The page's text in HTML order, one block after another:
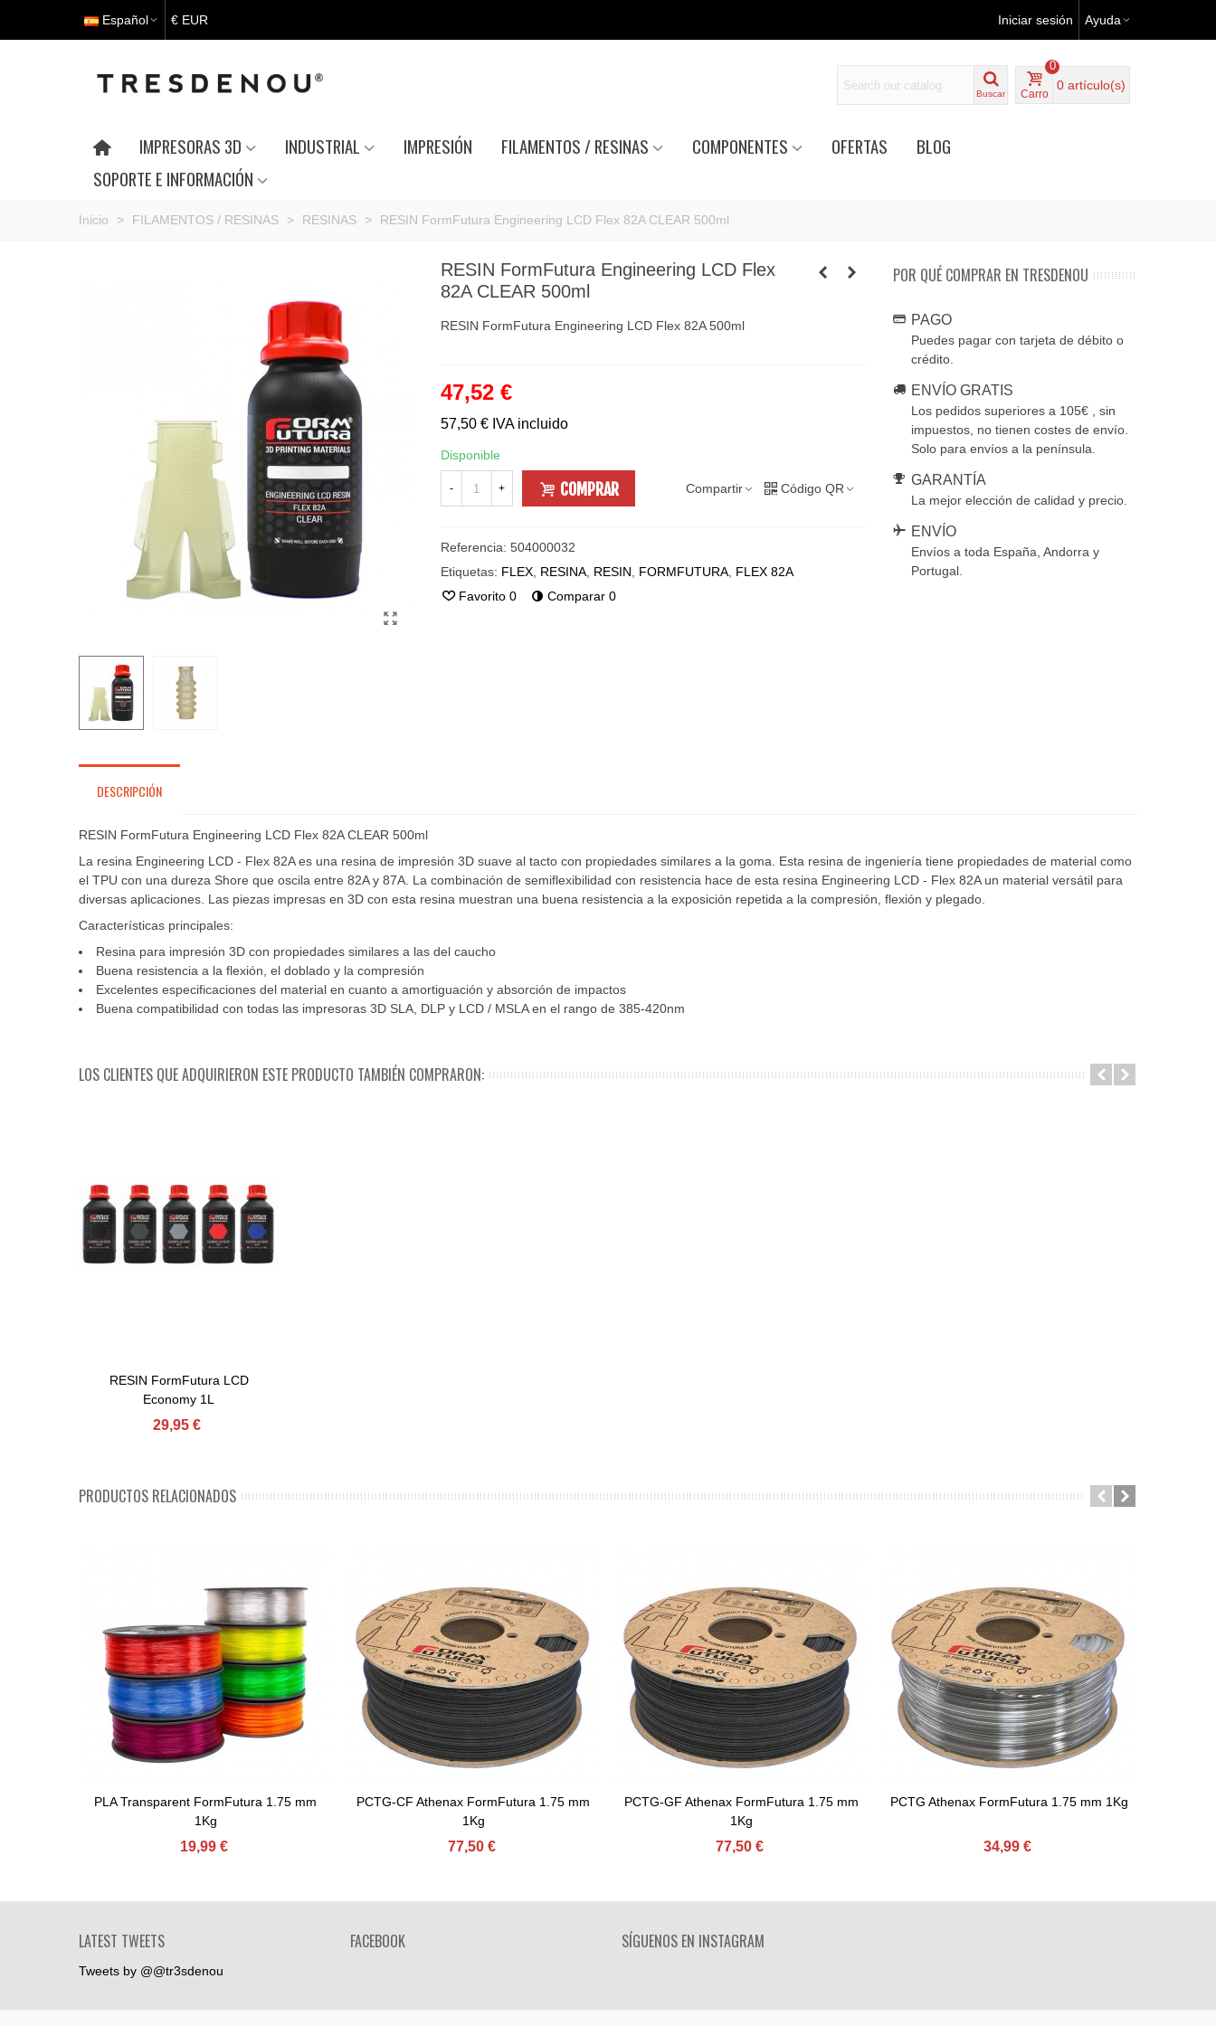
Español € EUR Iniciar sesión Ayuda
Buscar Carro
0
0 artículo(s)
IMPRESORAS 3D INDUSTRIAL IMPRESIÓN FILAMENTOS / RESINAS COMPONENTES OFERTAS
BLOG
SOPORTE E INFORMACIÓN
Inicio > FILAMENTOS / RESINAS > RESINAS > RESIN FormFutura Engineering LCD Flex 82A CLEAR 500ml
RESIN FormFutura Engineering LCD Flex
82A CLEAR 500ml
RESIN FormFutura Engineering LCD Flex 82A 500ml
47,52 €
57,50 € IVA incluido
Disponible
- + COMPRAR Compartir Código QR
Referencia: 504000032
Etiquetas: FLEX, RESINA, RESIN FORMFUTURA, FLEX 82A
Favorito 0 Comparar 0
POR QUÉ COMPRAR EN TRESDENOU
PAGO
Puedes pagar con tarjeta de débito o
crédito.
ENVÍO GRATIS
Los pedidos superiores a 105€ , sin
impuestos, no tienen costes de envío.
Solo para envíos a la península.
GARANTÍA
La mejor elección de calidad y precio.
ENVÍO
Envíos a toda España, Andorra y
Portugal.
DESCRIPCIÓN
RESIN FormFutura Engineering LCD Flex 82A CLEAR 500ml
La resina Engineering LCD - Flex 82A es una resina de impresión 3D suave al tacto con propiedades similares a la goma. Esta resina de ingeniería tiene propiedades de material como
el TPU con una dureza Shore que oscila entre 82A y 87A. La combinación de semiflexibilidad con resistencia hace de esta resina Engineering LCD - Flex 82A un material versátil para
diversas aplicaciones. Las piezas impresas en 3D con esta resina muestran una buena resistencia a la exposición repetida a la compresión, flexión y plegado.
Características principales:
Resina para impresión 3D con propiedades similares a las del caucho
Buena resistencia a la flexión, el doblado y la compresión
Excelentes especificaciones del material en cuanto a amortiguación y absorción de impactos
Buena compatibilidad con todas las impresoras 3D SLA, DLP y LCD / MSLA en el rango de 385-420nm
LOS CLIENTES QUE ADQUIRIERON ESTE PRODUCTO TAMBIÉN COMPRARON:
Comprar
RESIN FormFutura LCD
Economy 1L
29,95 €
PRODUCTOS RELACIONADOS
Comprar
PLA Transparent FormFutura 1.75 mm
1Kg
19,99 €
Comprar
PCTG-CF Athenax FormFutura 1.75 mm
1Kg
77,50 €
Comprar
PCTG-GF Athenax FormFutura 1.75 mm
1Kg
77,50 €
Comprar
PCTG Athenax FormFutura 1.75 mm 1Kg
34,99 €
LATEST TWEETS
Tweets by @@tr3sdenou
FACEBOOK SÍGUENOS EN INSTAGRAM